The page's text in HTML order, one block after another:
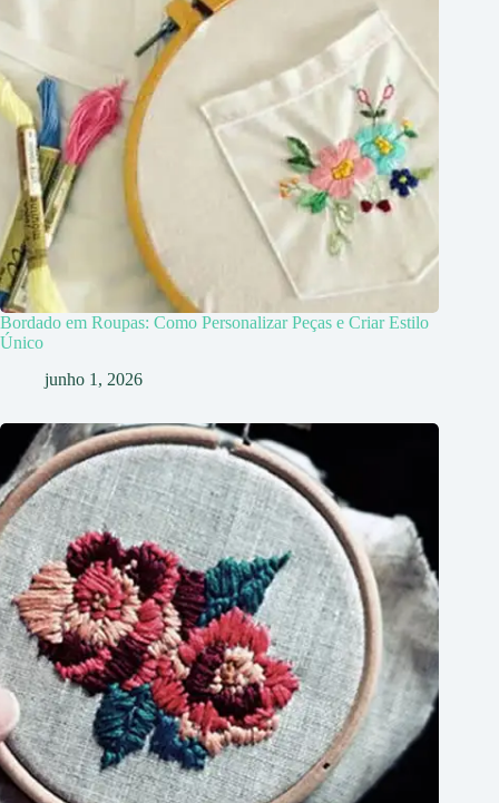
Bordado em Roupas: Como Personalizar Peças e Criar Estilo
Único
junho 1, 2026